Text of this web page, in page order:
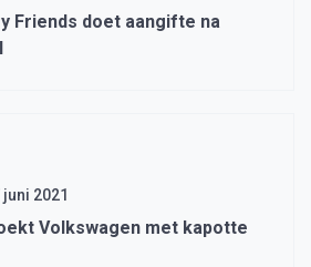
Friends doet aangifte na
juni 2021
Volkswagen met kapotte